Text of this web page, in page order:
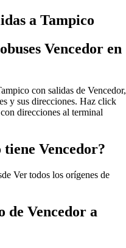
a Tampico
Vencedor en
con salidas de Vencedor,
y sus direcciones. Haz click
direcciones al terminal
tiene Vencedor?
Ver todos los orígenes de
de Vencedor a